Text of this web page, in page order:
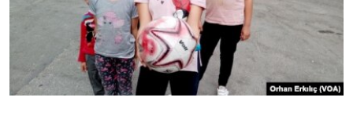
XABARLAR SURATLARDA
ODNOKLASSNIKI
TELEGRAM
TWITTER
SOUNDCLOUD
VOA